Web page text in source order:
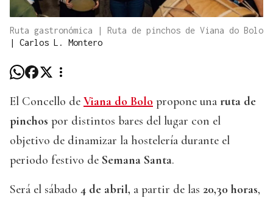
Ruta gastronómica | Ruta de pinchos de Viana do Bolo
| Carlos L. Montero
El Concello de Viana do Bolo propone una ruta de
pinchos por distintos bares del lugar con el
objetivo de dinamizar la hostelería durante el
periodo festivo de Semana Santa.
Será el sábado 4 de abril, a partir de las 20,30 horas,